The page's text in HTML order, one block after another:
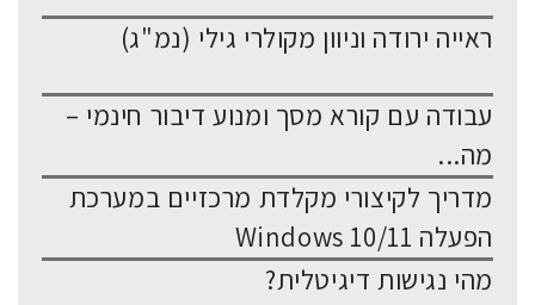
ראייה ירודה וניוון מקולרי גילי (נמ"ג)
עבודה עם קורא מסך ומנוע דיבור חינמי –
מה...
מדריך לקיצורי מקלדת מרכזיים במערכת
הפעלה Windows 10/11
מהי נגישות דיגיטלית?